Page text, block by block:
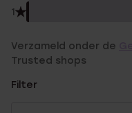
1
Verzameld onder de
Trusted shops
Filter